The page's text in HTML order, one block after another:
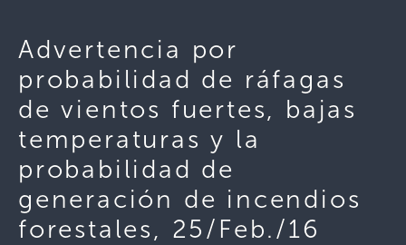
Advertencia por
probabilidad de ráfagas
de vientos fuertes, bajas
temperaturas y la
probabilidad de
generación de incendios
forestales, 25/Feb./16